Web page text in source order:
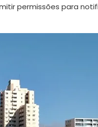
permissões para